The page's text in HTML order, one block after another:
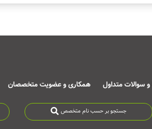
و سوالات متداول همکاری و عضویت متخصصان
جستجو بر حسب نام متخصص